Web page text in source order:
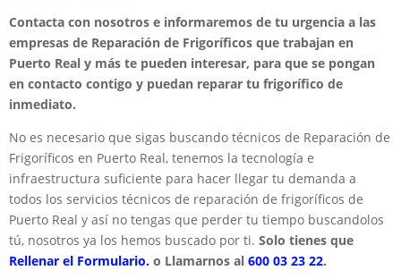
Contacta con nosotros e informaremos de tu urgencia a las
empresas de Reparación de Frigoríficos que trabajan en
Puerto Real y más te pueden interesar, para que se pongan
en contacto contigo y puedan reparar tu frigorífico de
inmediato.
No es necesario que sigas buscando técnicos de Reparación de
Frigoríficos en Puerto Real, tenemos la tecnología e
infraestructura suficiente para hacer llegar tu demanda a
todos los servicios técnicos de reparación de frigoríficos de
Puerto Real y así no tengas que perder tu tiempo buscandolos
tú, nosotros ya los hemos buscado por ti. Solo tienes que
Rellenar el Formulario. o Llamarnos al 600 03 23 22.